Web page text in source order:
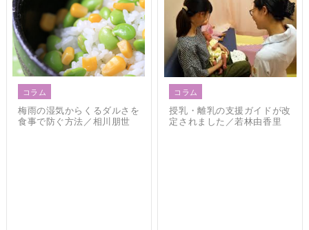
コラム
梅雨の湿気からくるダルさを
食事で防ぐ方法／相川朋世
コラム
授乳・離乳の支援ガイドが改
定されました／若林由香里